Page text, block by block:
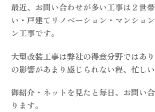
最近、お問い合わせが多い工事は２世
い・戸建てリノベーション・マンショ
ン工事です。
大型改装工事は弊社の得意分野ではあ
の影響があまり感じられない程、忙しい
御紹介・ネットを見たと毎日、お問い
ります。